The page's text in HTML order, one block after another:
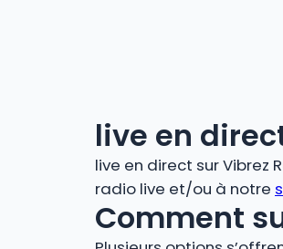
live en
live en direct sur
radio live et/ou à notre
Comment